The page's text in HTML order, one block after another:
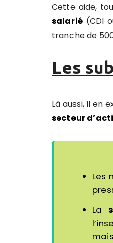
Cette aide,
salarié (CDI
tranche de
Les
Là aussi, il en
secteur
Les
La